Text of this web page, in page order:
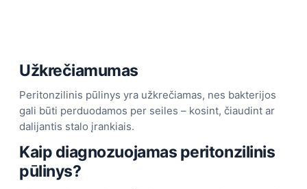
Užkrečiamumas
Peritonzilinis pūlinys yra užkrečiamas, nes bakterijos
gali būti perduodamos per seiles – kosint, čiaudint ar
dalijantis stalo įrankiais.
Kaip diagnozuojamas peritonzilinis
pūlinys?